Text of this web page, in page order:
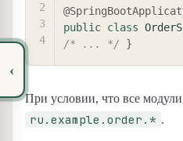
‹
public class
/* ... */
}
При условии, что все
ru.example.order.* .